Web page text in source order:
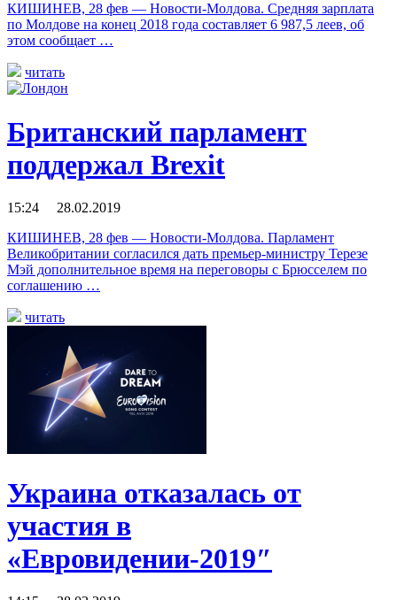
КИШИНЕВ, 28 фев — Новости-Молдова. Средняя зарплата
по Молдове на конец 2018 года составляет 6 987,5 леев, об
этом сообщает …
читать
Британский парламент
поддержал Brexit
15:24 28.02.2019
КИШИНЕВ, 28 фев — Новости-Молдова. Парламент
Великобритании согласился дать премьер-министру Терезе
Мэй дополнительное время на переговоры с Брюсселем по
соглашению …
читать
Украина отказалась от
участия в
«Евровидении-2019″